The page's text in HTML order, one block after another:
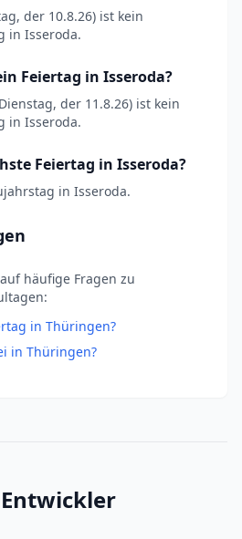
der 10.8.26) ist kein
in Isseroda.
Feiertag in Isseroda?
der 11.8.26) ist kein
in Isseroda.
Feiertag in Isseroda?
in Isseroda.
häufige Fragen zu
in Thüringen?
in Thüringen?